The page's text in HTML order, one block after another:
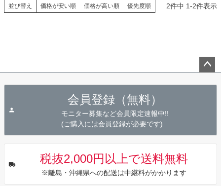
並び替え 価格が安い順 価格が高い順 優先度順 2件中 1-2件表示
会員登録（無料）
モニター募集など会員限定速報中!!
(ご購入には会員登録が必要です)
税抜2,000円以上で送料無料
※離島・沖縄県への配送は中継料がかかります